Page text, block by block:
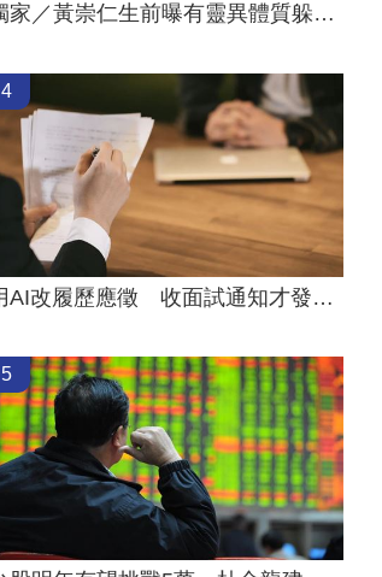
獨家／黃崇仁生前曝有靈異體質躲班機墜海
4
用AI改履歷應徵 收面試通知才發現被誇大
5